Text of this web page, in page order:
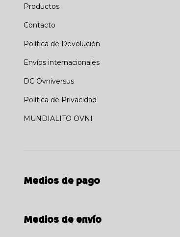
Productos
Contacto
Política de Devolución
Envíos internacionales
DC Ovniversus
Política de Privacidad
MUNDIALITO OVNI
Medios de pago
Medios de envío